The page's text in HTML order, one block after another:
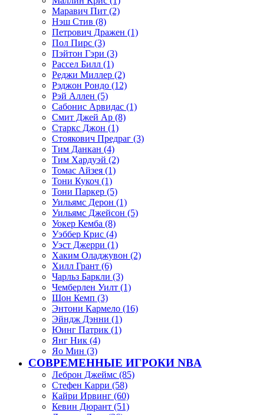
Маравич Пит (2)
Нэш Стив (8)
Петрович Дражен (1)
Пол Пирс (3)
Пэйтон Гэри (3)
Рассел Билл (1)
Реджи Миллер (2)
Рэджон Рондо (12)
Рэй Аллен (5)
Сабонис Арвидас (1)
Смит Джей Ар (8)
Старкс Джон (1)
Стоякович Предраг (3)
Тим Данкан (4)
Тим Хардуэй (2)
Томас Айзея (1)
Тони Кукоч (1)
Тони Паркер (5)
Уильямс Дерон (1)
Уильямс Джейсон (5)
Уокер Кемба (8)
Уэббер Крис (4)
Уэст Джерри (1)
Хаким Оладжувон (2)
Хилл Грант (6)
Чарльз Баркли (3)
Чемберлен Уилт (1)
Шон Кемп (3)
Энтони Кармело (16)
Эйндж Дэнни (1)
Юинг Патрик (1)
Янг Ник (4)
Яо Мин (3)
СОВРЕМЕННЫЕ ИГРОКИ NBA
Леброн Джеймс (85)
Стефен Карри (58)
Кайри Ирвинг (60)
Кевин Дюрант (51)